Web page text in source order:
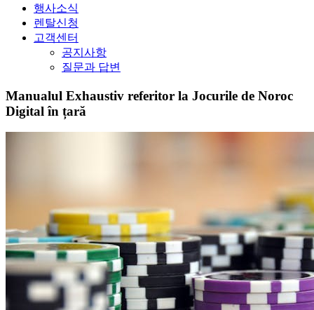
행사소식
렌탈신청
고객센터
공지사항
질문과 답변
Manualul Exhaustiv referitor la Jocurile de Noroc
Digital în țară